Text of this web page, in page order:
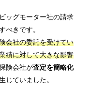
ッグモーター社の請求
べきです。
会社の委託を受けてい
績に対して大きな影響
険会社が査定を簡略化
じていました。